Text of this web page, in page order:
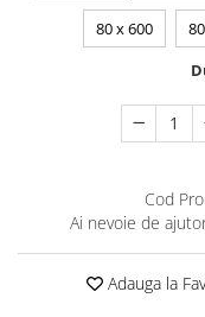
80 x 600
Cod
Ai nevoie de
Adauga la